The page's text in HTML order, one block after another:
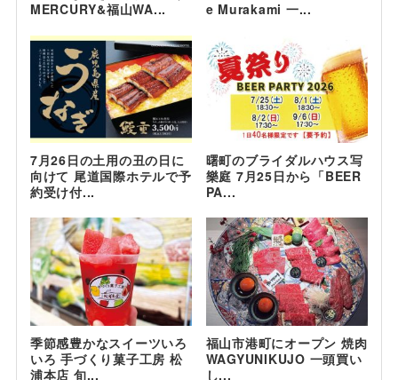
MERCURY&福山WA...
e Murakami 一...
7月26日の土用の丑の日に
向けて 尾道国際ホテルで予
約受け付...
曙町のブライダルハウス写
樂庭 7月25日から「BEER
PA...
季節感豊かなスイーツいろ
いろ 手づくり菓子工房 松
浦本店 旬...
福山市港町にオープン 焼肉
WAGYUNIKUJO 一頭買い
し...